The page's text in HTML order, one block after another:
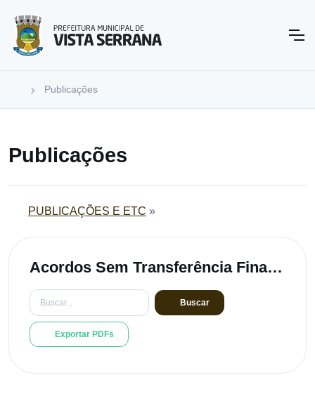
Publicações
Publicações
PUBLICAÇÕES E ETC »
Acordos Sem Transferência Financeira
Buscar
Exportar PDFs